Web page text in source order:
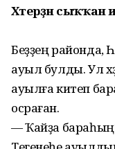
Хәтерҙән сыҡҡан
Беҙҙең районда,
ауыл булды. Ул
ауылға китеп
осраған.
— Ҡайҙа